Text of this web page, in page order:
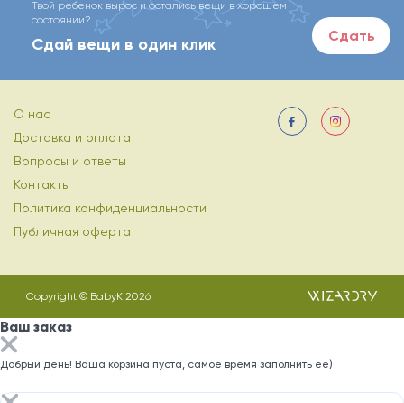
Твой ребенок вырос и остались вещи в хорошем
состоянии?
Сдай вещи в один клик Сдать
О нас
Доставка и оплата
Вопросы и ответы
Контакты
Политика конфиденциальности
Публичная оферта
Copyright © BabyK 2026
Ваш заказ
Добрый день! Ваша корзина пуста, самое время заполнить ее)